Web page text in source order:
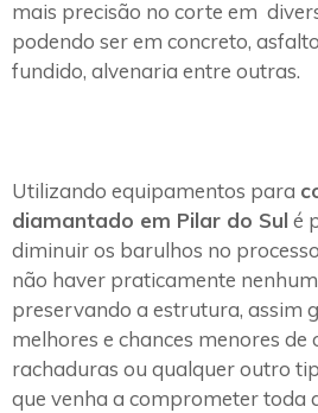
mais precisão no corte em
podendo ser em concreto,
fundido, alvenaria entre outras.
Utilizando equipamentos para
diamantado em Pilar do Sul é
diminuir os barulhos no
não haver praticamente
preservando a estrutura, assim
melhores e chances menores de
rachaduras ou qualquer outro
que venha a comprometer toda